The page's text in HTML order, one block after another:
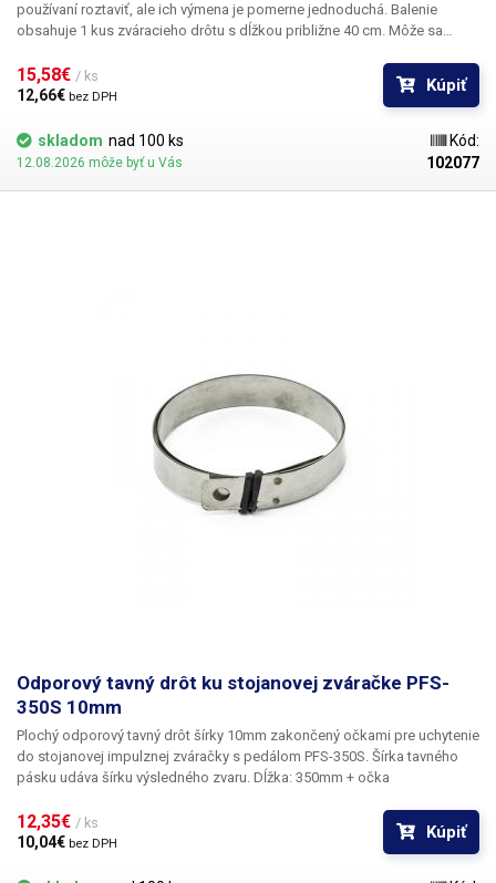
používaní roztaviť, ale ich výmena je pomerne jednoduchá. Balenie
obsahuje 1 kus zváracieho drôtu s dĺžkou približne 40 cm. Môže sa
15,58€ / ks
12,66€ bez DPH
Kúpiť
skladom nad 100 ks
12.08.2026 môže byť u Vás
Kód:
102077
Odporový tavný drôt ku stojanovej zváračke PFS-
350S 10mm
Plochý odporový tavný drôt šírky 10mm zakončený očkami pre uchytenie
do stojanovej impulznej zváračky s pedálom PFS-350S. Šírka tavného
pásku udáva šírku výsledného zvaru. Dĺžka: 350mm + očka
12,35€ / ks
10,04€ bez DPH
Kúpiť